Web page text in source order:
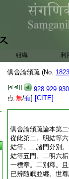
組織 利
倶舍論頌疏 (No.
928 929 930
点:無/有] [CITE]
煩惱得。隨逐有情
第三釋隨義。煩惱
漂合執者。釋上漏
品。故名瀑流。合
名爲軛。執者爲有
取。是隨眠等義者
4
倶舍論頌疏論本第
從此第二。明結等
結等。二諸門分別
結等五門。二明六
一標章。二別釋。
已辨隨眠並纒。世